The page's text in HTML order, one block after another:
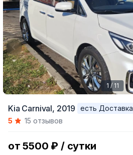
of
1 / 11
Kia Carnival, 2019
есть Доставка
5
15 отзывов
от 5500 ₽ / сутки